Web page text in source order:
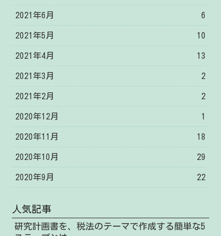
2021年6月 6
2021年5月 10
2021年4月 13
2021年3月 2
2021年2月 2
2020年12月 1
2020年11月 18
2020年10月 29
2020年9月 22
人気記事
研究計画書を、税法のテーマで作成する簡単な5